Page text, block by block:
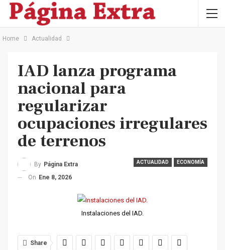
Home Actualidad
IAD lanza programa
nacional para
regularizar
ocupaciones irregulares
de terrenos
ACTUALIDAD ECONOMÍA
By Página Extra
On Ene 8, 2026
Instalaciones del IAD.
Share